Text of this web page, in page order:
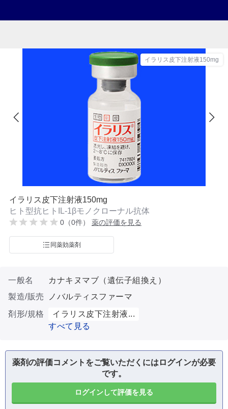
イラリス皮下注射液150mg
イラリス皮下注射液150mg
ヒト型抗ヒトIL-1βモノクローナル抗体
0（0件） 薬の評価を見る
同薬効薬剤
一般名
カナキヌマブ（遺伝子組換え）
製造/販売
ノバルティスファーマ
剤形/規格
イラリス皮下注射液...
すべて見る
薬剤の評価コメントをご覧いただくにはログインが必要
です。
ログインして評価を見る